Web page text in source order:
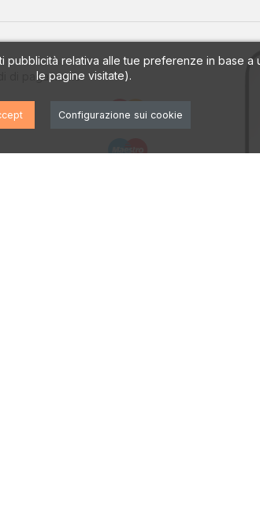
relativa alle tue preferenze in base
le pagine visitate).
Configurazione sui cookie
di pagamento